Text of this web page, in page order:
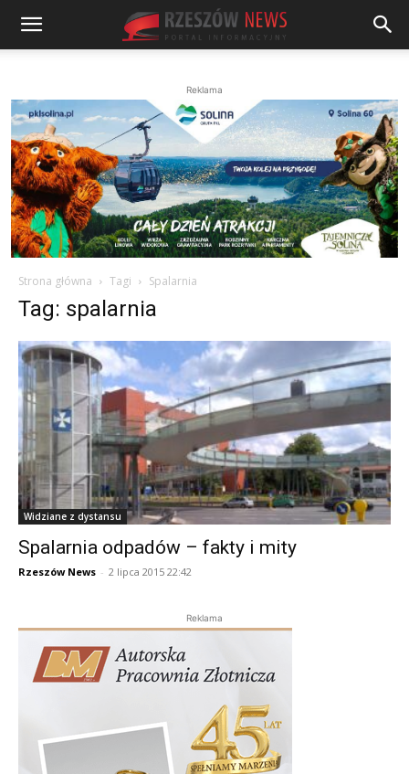
Reklama
Strona główna Tagi Spalarnia
Tag: spalarnia
Widziane z dystansu
Spalarnia odpadów – fakty i mity
Rzeszów News - 2 lipca 2015 22:42
Reklama